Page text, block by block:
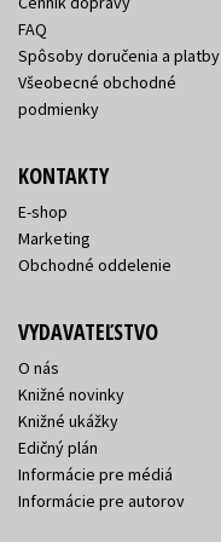
FAQ
Spôsoby doručenia a platby
Všeobecné obchodné
podmienky
KONTAKTY
E-shop
Marketing
Obchodné oddelenie
VYDAVATEĽSTVO
O nás
Knižné novinky
Knižné ukážky
Edičný plán
Informácie pre médiá
Informácie pre autorov